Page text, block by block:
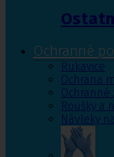
Ochranné
Rukavice
Ochrana
Roušky a
Návleky